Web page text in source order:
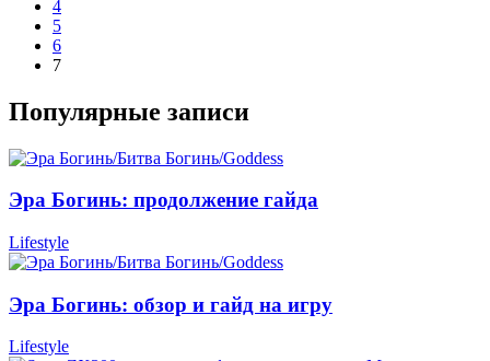
4
5
6
7
Популярные записи
Эра Богинь: продолжение гайда
Lifestyle
Эра Богинь: обзор и гайд на игру
Lifestyle